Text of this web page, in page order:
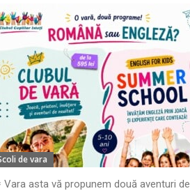
de vara
Vara asta vă propunem două aventuri de